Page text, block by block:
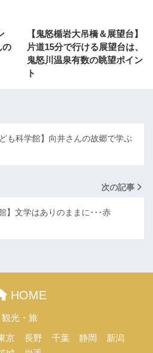
の
【鬼怒楯岩大吊橋＆展望台】
片道15分で行ける展望台は、
鬼怒川温泉有数の眺望ポイン
ト
も科学館】向井さんの故郷で学ぶ
次の記事
】文学はありのままに･･･赤
HOME
観光・旅
京 長野 千葉 静岡
新潟